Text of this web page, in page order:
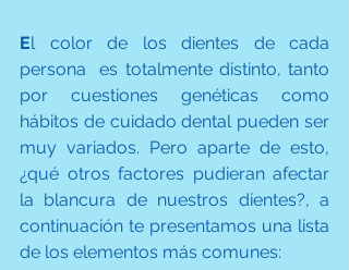
El color de los dientes de cada
persona  es totalmente distinto, tanto
por cuestiones genéticas como
hábitos de cuidado dental pueden ser
muy variados. Pero aparte de esto,
¿qué otros factores pudieran afectar
la blancura de nuestros dientes?, a
continuación te presentamos una lista
de los elementos más comunes: